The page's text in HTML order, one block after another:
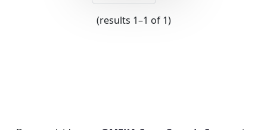
(results 1–1 of 1)